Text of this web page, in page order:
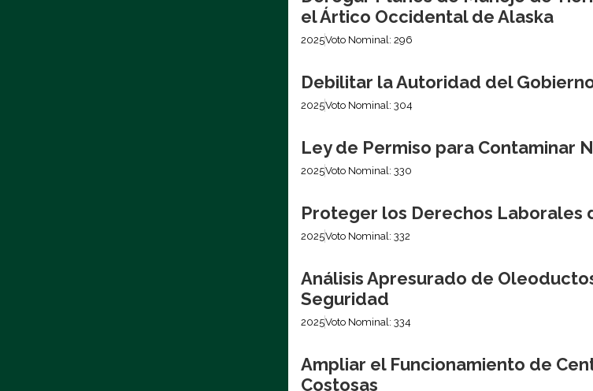
el Ártico Occidental de Alaska
2025Voto Nominal: 296
Debilitar la Autoridad del
2025Voto Nominal: 304
Ley de Permiso para Contaminar
2025Voto Nominal: 330
Proteger los Derechos Laborales
2025Voto Nominal: 332
Análisis Apresurado de
Seguridad
2025Voto Nominal: 334
Ampliar el Funcionamiento de
Costosas